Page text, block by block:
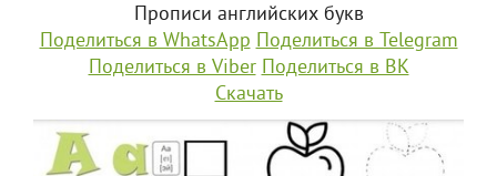
Прописи английских букв
Поделиться в WhatsApp Поделиться в Telegram
Поделиться в Viber Поделиться в ВК
Скачать